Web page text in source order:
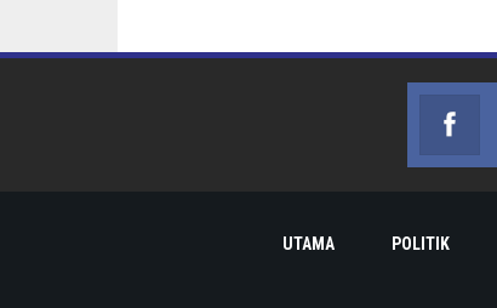
UTAMA POLITIK